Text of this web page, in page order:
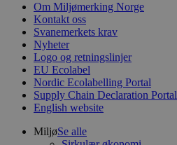
Om Miljømerking Norge
Kontakt oss
Svanemerkets krav
Nyheter
Logo og retningslinjer
EU Ecolabel
Nordic Ecolabelling Portal
Supply Chain Declaration Portal
English website
MiljøSe alle